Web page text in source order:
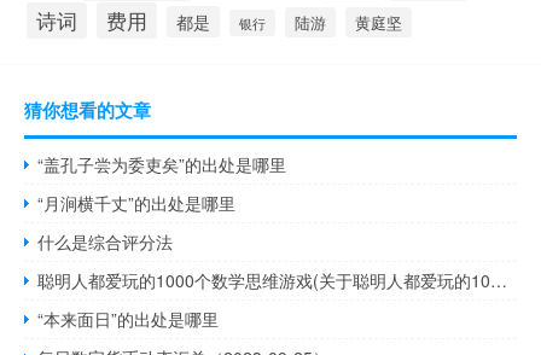
诗词 费用 都是 银行 陆游 黄庭坚
猜你想看的文章
“盖孔子尝为委吏矣”的出处是哪里
“月涧横千丈”的出处是哪里
什么是综合评分法
聪明人都爱玩的1000个数学思维游戏(关于聪明人都爱玩的1000个数学思维游戏简述)
“本来面日”的出处是哪里